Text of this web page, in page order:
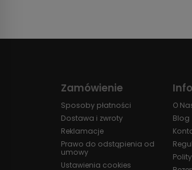
Zamówienie
Sposoby płatności
Dostawa i zwroty
Reklamacje
Prawo do odstąpienia od
umowy
Ustawienia cookies
O
Blog